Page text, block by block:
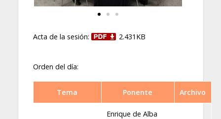
Acta de la sesión: 2.431KB
Orden del día:
Tema Ponente Archivo
Enrique de Alba